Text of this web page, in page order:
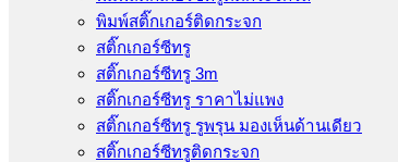
พิมพ์สติ๊กเกอร์ติดกระจก
สติ๊กเกอร์ซีทรู
สติ๊กเกอร์ซีทรู 3m
สติ๊กเกอร์ซีทรู ราคาไม่แพง
สติ๊กเกอร์ซีทรู รูพรุน มองเห็นด้านเดียว
สติ๊กเกอร์ซีทรูติดกระจก